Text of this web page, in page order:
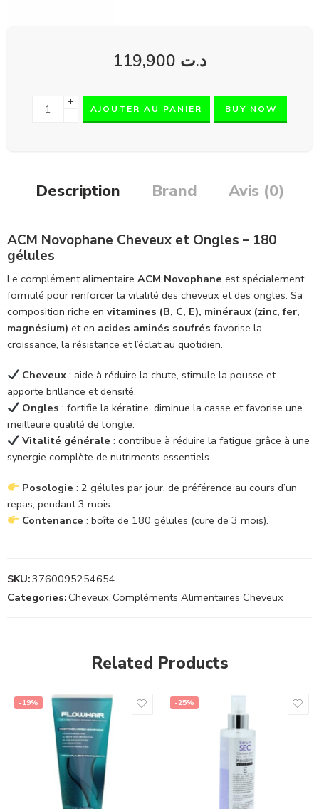
د.ت
+
−
AJOUTER AU PANIER BUY NOW
Description Brand Avis (0)
ACM Novophane Cheveux et Ongles – 180
gélules
Le complément alimentaire ACM Novophane est spécialement
formulé pour renforcer la vitalité des cheveux et des ongles. Sa
composition riche en vitamines (B, C, E), minéraux (zinc, fer,
magnésium) et en acides aminés soufrés favorise la
croissance, la résistance et l’éclat au quotidien.
Cheveux: aide à réduire la chute, stimule la pousse et
apporte brillance et densité.
Ongles : fortifie la kératine, diminue la casse et favorise une
meilleure qualité de l’ongle.
Vitalité générale : contribue à réduire la fatigue grâce à une
synergie complète de nutriments essentiels.
Posologie : 2 gélules par jour, de préférence au cours d’un
repas, pendant 3 mois.
Contenance : boîte de 180 gélules (cure de 3 mois).
SKU:3760095254654
Categories:Cheveux,Compléments Alimentaires Cheveux
Related Products
-19% -25%